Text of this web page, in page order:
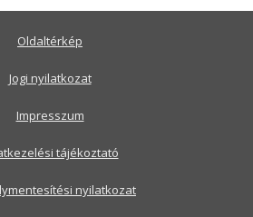
Oldaltérkép
Jogi nyilatkozat
Impresszum
tájékoztató
nyilatkozat